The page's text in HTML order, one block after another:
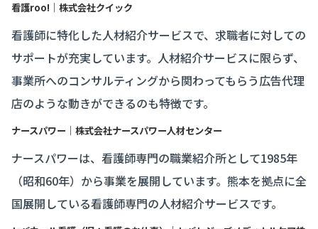
看護roo!｜株式会社クイック
看護師に特化した人材紹介サービスで、求職者に対しての
サポートが充実しています。人材紹介サービスに限らず、
事業所へのコンサルティングから関わってもらう広告代理
店のような動きができるのも特徴です。
ナースパワー｜株式会社ナースパワー人材センター
ナースパワーは、看護師専門の職業紹介所として1985年
（昭和60年）から事業を展開しています。熊本を拠点に全
国展開している看護師専門の人材紹介サービスです。